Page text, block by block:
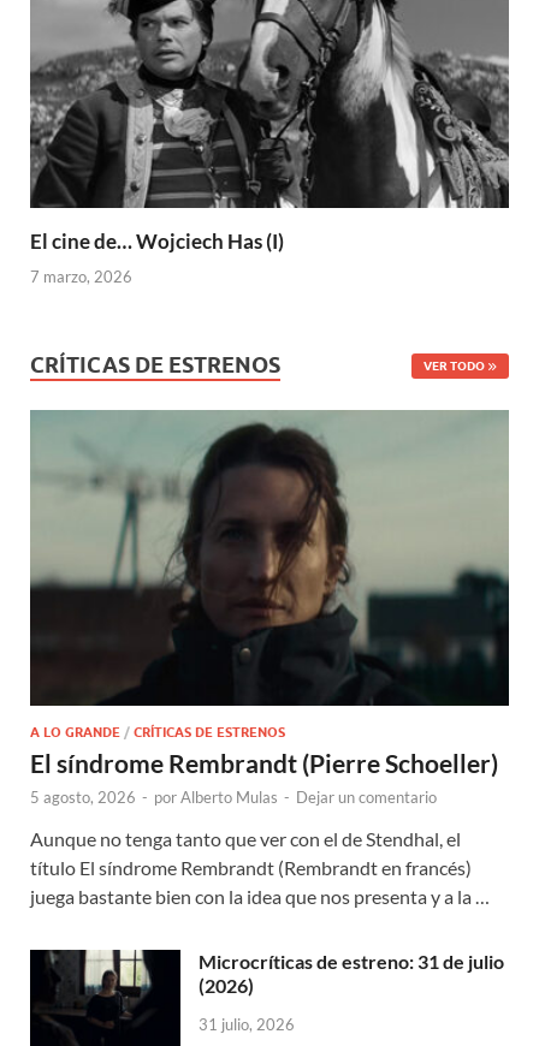
El cine de… Wojciech Has (I)
7 marzo, 2026
CRÍTICAS DE ESTRENOS VER TODO
A LO GRANDE / CRÍTICAS DE ESTRENOS
El síndrome Rembrandt (Pierre Schoeller)
5 agosto, 2026 - porAlberto Mulas - Dejar un comentario
Aunque no tenga tanto que ver con el de Stendhal, el
título El síndrome Rembrandt (Rembrandt en francés)
juega bastante bien con la idea que nos presenta y a la …
Microcríticas de estreno: 31 de julio
(2026)
31 julio, 2026